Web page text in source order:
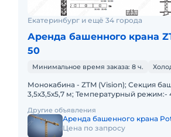
Екатеринбург и ещё 34 города
Аренда башенного крана
50
Минимальное время заказа: 8 ч.
Монокабина - ZTM (Vision); Секция
3,5х3,5х5,7 м; Температурный режим:-
Длин
Другие объявления
Аренда башенного крана
Цена по запросу